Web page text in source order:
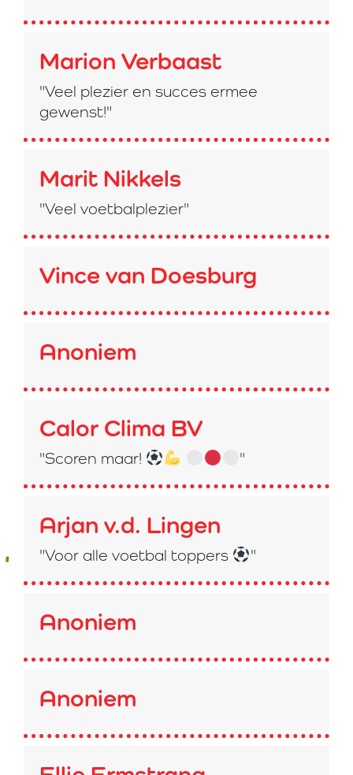
Marion Verbaast
"Veel plezier en succes ermee
gewenst!"
Marit Nikkels
"Veel voetbalplezier"
Vince van Doesburg
Anoniem
Calor Clima BV
"Scoren maar! "
Arjan v.d. Lingen
"Voor alle voetbal toppers "
Anoniem
Anoniem